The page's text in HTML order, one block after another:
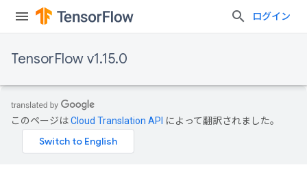
ログイン
TensorFlow v1.15.0
このページはCloud Translation API によって翻訳されました。